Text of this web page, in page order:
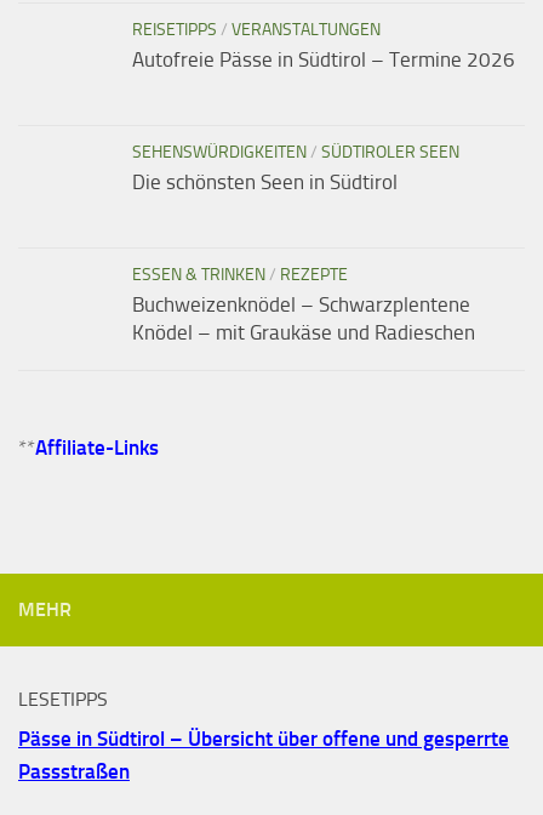
REISETIPPS / VERANSTALTUNGEN
Autofreie Pässe in Südtirol – Termine 2026
SEHENSWÜRDIGKEITEN/ SÜDTIROLER SEEN
Die schönsten Seen in Südtirol
ESSEN & TRINKEN/ REZEPTE
Buchweizenknödel – Schwarzplentene
Knödel – mit Graukäse und Radieschen
**Affiliate-Links
MEHR
LESETIPPS
Pässe in Südtirol – Übersicht über offene und gesperrte
Passstraßen